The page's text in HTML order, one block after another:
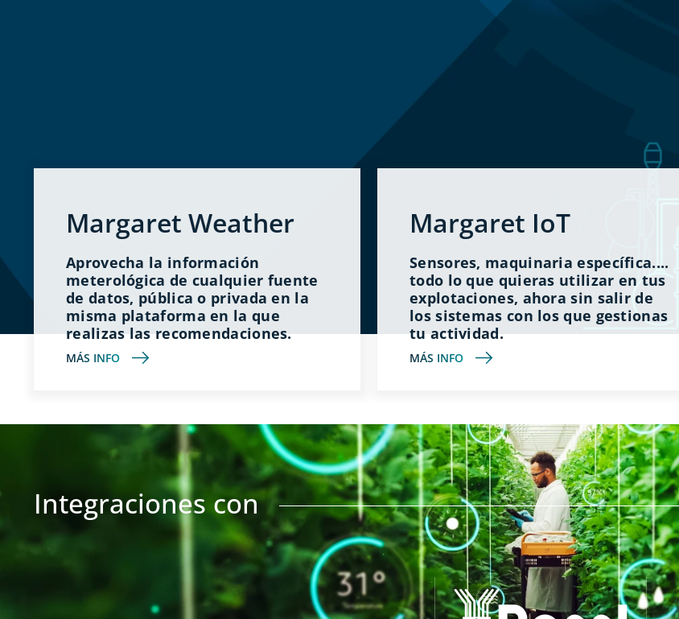
Margaret Weather
Aprovecha la información
meterológica de cualquier fuente
de datos, pública o privada en la
misma plataforma en la que
realizas las recomendaciones.
MÁS INFO
Margaret IoT
Sensores, maquinaria específica....
todo lo que quieras utilizar en tus
explotaciones, ahora sin salir de
los sistemas con los que gestionas
tu actividad.
MÁS INFO
Integraciones con